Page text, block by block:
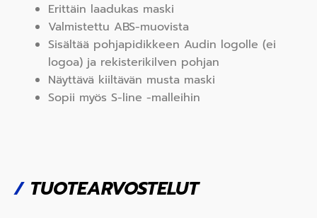
Erittäin laadukas maski
Valmistettu ABS-muovista
Sisältää pohjapidikkeen Audin logolle (ei
logoa) ja rekisterikilven pohjan
Näyttävä kiiltävän musta maski
Sopii myös S-line -malleihin
/TUOTEARVOSTELUT